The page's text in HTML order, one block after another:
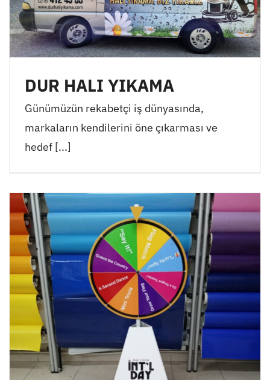
DUR HALI YIKAMA
Günümüzün rekabetçi iş dünyasında,
markaların kendilerini öne çıkarması ve
hedef [...]